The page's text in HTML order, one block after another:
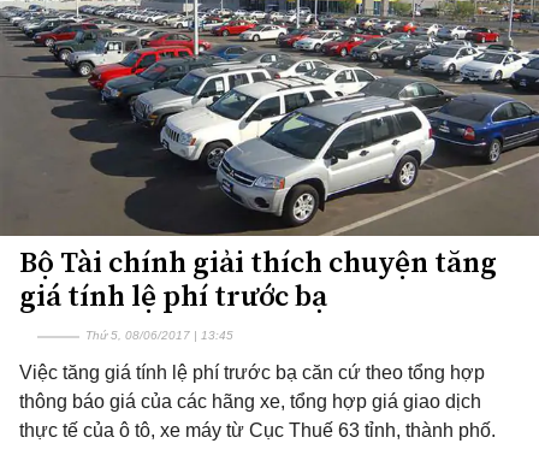
Bộ Tài chính giải thích chuyện tăng
giá tính lệ phí trước bạ
Thứ 5, 08/06/2017 | 13:45
Việc tăng giá tính lệ phí trước bạ căn cứ theo tổng hợp
thông báo giá của các hãng xe, tổng hợp giá giao dịch
thực tế của ô tô, xe máy từ Cục Thuế 63 tỉnh, thành phố.